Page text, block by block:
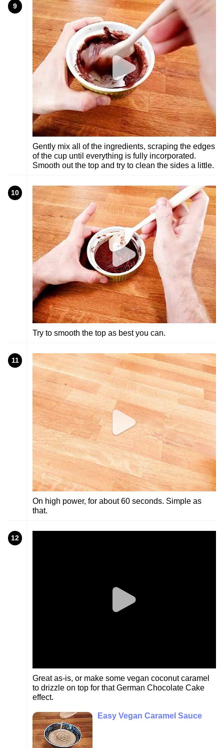
9
Gently mix all of the ingredients, scraping the edges
of the cup until everything is fully incorporated.
Smooth out the top and try to clean the sides a little.
10
Try to smooth the top as best you can.
11
On high power, for about 60 seconds. Simple as
that.
12
Great as-is, or make some vegan coconut caramel
to drizzle on top for that German Chocolate Cake
effect.
Easy Vegan Caramel Sauce